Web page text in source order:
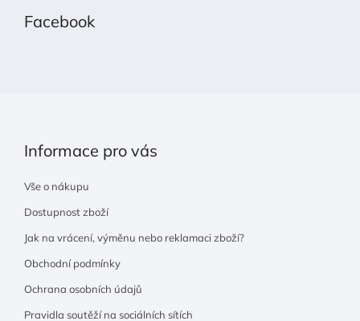
Facebook
Informace pro vás
Vše o nákupu
Dostupnost zboží
Jak na vrácení, výměnu nebo reklamaci zboží?
Obchodní podmínky
Ochrana osobních údajů
Pravidla soutěží na sociálních sítích